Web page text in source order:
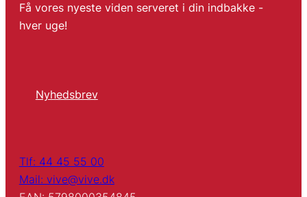
Få vores nyeste viden serveret i din indbakke -
hver uge!
Nyhedsbrev
Tlf: 44 45 55 00
Mail: vive@vive.dk